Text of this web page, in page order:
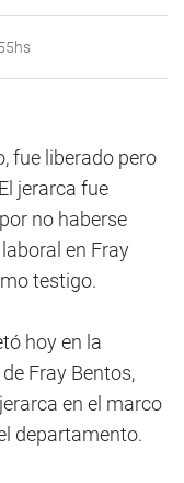
fue liberado pero
jerarca fue
no haberse
en Fray
testigo.
hoy en la
Fray Bentos,
en el marco
departamento.